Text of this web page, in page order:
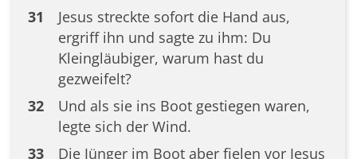
31
Jesus streckte sofort die Hand aus,
ergriff ihn und sagte zu ihm: Du
Kleingläubiger, warum hast du
gezweifelt?
32
Und als sie ins Boot gestiegen waren,
legte sich der Wind.
33
Die Jünger im Boot aber fielen vor Jesus